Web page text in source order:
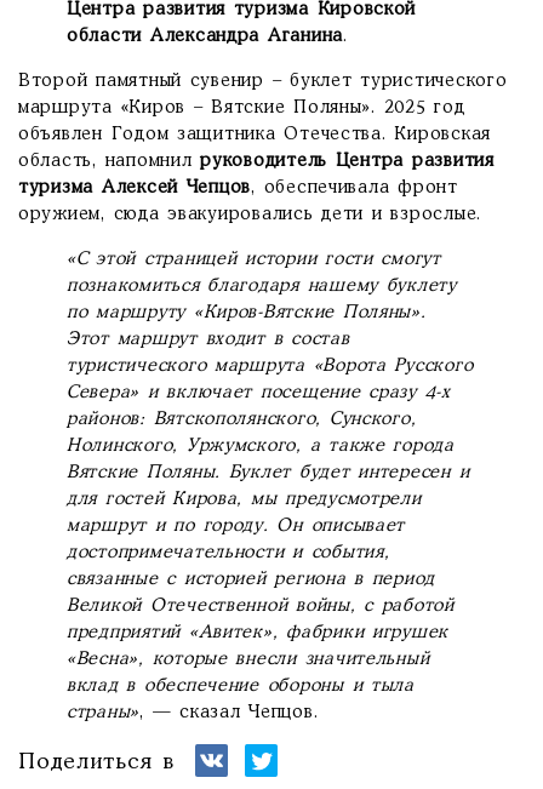
Центра развития туризма Кировской
области Александра Аганина.
Второй памятный сувенир – буклет туристического
маршрута «Киров – Вятские Поляны». 2025 год
объявлен Годом защитника Отечества. Кировская
область, напомнилруководитель Центра развития
туризма Алексей Чепцов, обеспечивала фронт
оружием, сюда эвакуировались дети и взрослые.
«С этой страницей истории гости смогут
познакомиться благодаря нашему буклету
по маршруту «Киров-Вятские Поляны».
Этот маршрут входит в состав
туристического маршрута «Ворота Русского
Севера» и включает посещение сразу 4-х
районов: Вятскополянского, Сунского,
Нолинского, Уржумского, а также города
Вятские Поляны. Буклет будет интересен и
для гостей Кирова, мы предусмотрели
маршрут и по городу. Он описывает
достопримечательности и события,
связанные с историей региона в период
Великой Отечественной войны, с работой
предприятий «Авитек», фабрики игрушек
«Весна», которые внесли значительный
вклад в обеспечение обороны и тыла
страны», — сказал Чепцов.
Поделиться в